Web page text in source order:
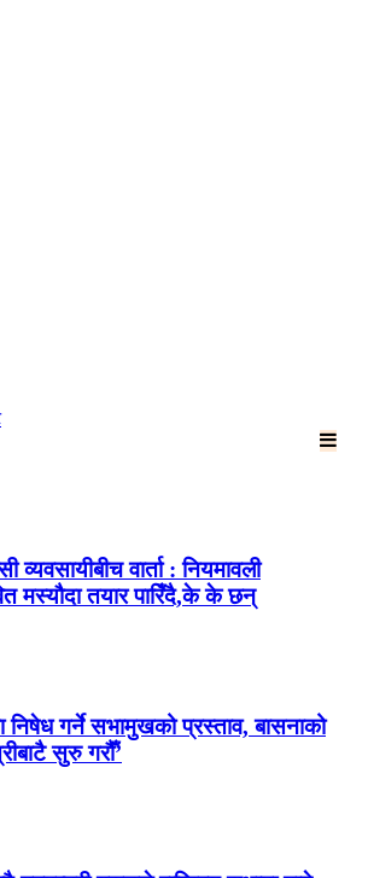
वार्ता : नियमावली
मस्यौदा तयार पारिँदै,के के छन्
गर्ने सभामुखको प्रस्ताव, बासनाको
सुरु गरौँ’